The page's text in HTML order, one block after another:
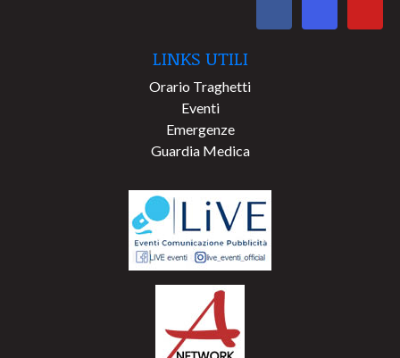
LINKS UTILI
Orario Traghetti
Eventi
Emergenze
Guardia Medica